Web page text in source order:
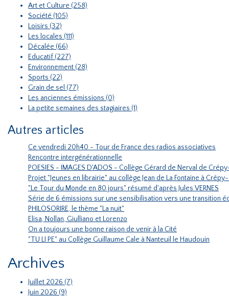
Art et Culture (258)
Société (105)
Loisirs (32)
Les locales (111)
Décalée (66)
Educatif (227)
Environnement (28)
Sports (22)
Grain de sel (77)
Les anciennes émissions (0)
La petite semaines des stagiaires (1)
Autres articles
Ce vendredi 20h40 - Tour de France des radios associatives
Rencontre intergénérationnelle
POESIES - IMAGES D'ADOS - Collège Gérard de Nerval de
Projet "Jeunes en librairie" au collège Jean de La Fontaine à
"Le Tour du Monde en 80 jours" résumé d'après Jules VERNES
Série de 6 émissions sur une sensibilisation vers une transition
PHILOSORIRE, le thème "La nuit"
Elisa, Nollan, Giulliano et Lorenzo
On a toujours une bonne raison de venir à la Cité
"TU LI PE" au Collège Guillaume Cale à Nanteuil le Haudouin
Archives
Juillet 2026 (7)
Juin 2026 (9)